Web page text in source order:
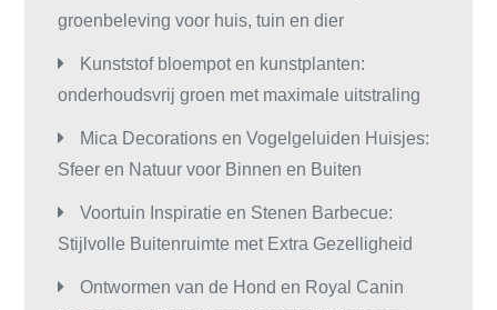
groenbeleving voor huis, tuin en dier
Kunststof bloempot en kunstplanten:
onderhoudsvrij groen met maximale uitstraling
Mica Decorations en Vogelgeluiden Huisjes:
Sfeer en Natuur voor Binnen en Buiten
Voortuin Inspiratie en Stenen Barbecue:
Stijlvolle Buitenruimte met Extra Gezelligheid
Ontwormen van de Hond en Royal Canin